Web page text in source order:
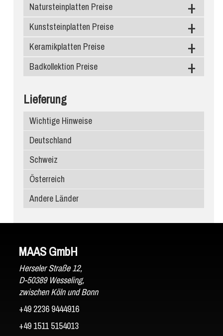
Natursteinplatten Preise
Granit
Marmor
Schiefer
Kunststeinplatten Preise
Caesarstone
Silestone
Compac Quarzagglo
Santa Margherita
Edelstein
Keramikplatten Preise
Level Keramik
Dekton
Infinity Keramik
Ariostea
Porcelanosa
Atlas Plan
SapienStone
Laminam
Badkollektion Preise
Waschbecken
Lieferung
Wichtige Hinweise
Deutschland
Schweiz
Österreich
Andere Länder
MAAS GmbH
Herseler Straße 12,
D-50389 Wesseling,
zwischen Köln und Bonn
+49 2236 9444916
+49 1511 5154013